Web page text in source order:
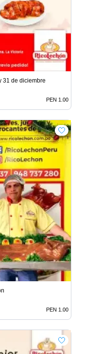
31 de diciembre
PEN 1.00
PEN 1.00